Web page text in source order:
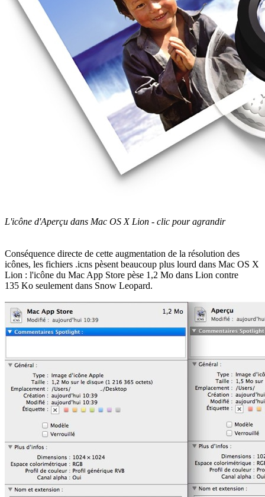
L'icône d'Aperçu dans Mac OS X Lion - clic pour agrandir
Conséquence directe de cette augmentation de la résolution des
icônes, les fichiers .icns pèsent beaucoup plus lourd dans Mac OS X
Lion : l'icône du Mac App Store pèse 1,2 Mo dans Lion contre
135 Ko seulement dans Snow Leopard.